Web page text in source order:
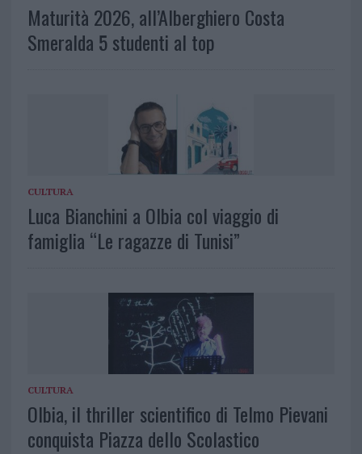
Maturità 2026, all’Alberghiero Costa
Smeralda 5 studenti al top
CULTURA
Luca Bianchini a Olbia col viaggio di
famiglia “Le ragazze di Tunisi”
CULTURA
Olbia, il thriller scientifico di Telmo Pievani
conquista Piazza dello Scolastico